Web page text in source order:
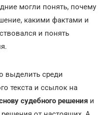
могли понять, почему
какими фактами и
и понять
выделить среди
текста и ссылок на
судебного решения и